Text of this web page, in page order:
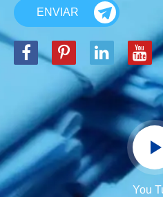
ENVIAR
You